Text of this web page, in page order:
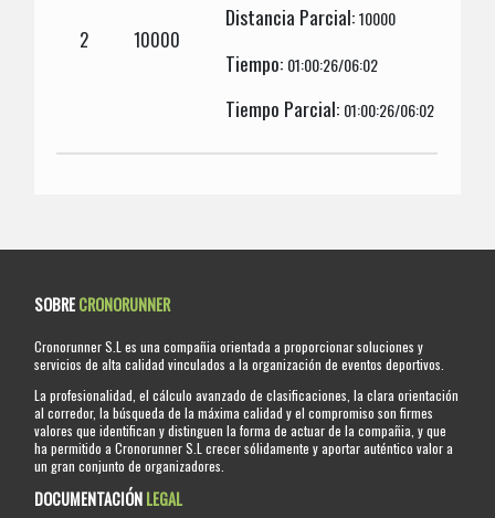
2 10000
Distancia Parcial:10000
Tiempo: 01:00:26/06:02
Tiempo Parcial: 01:00:26/06:02
SOBRECRONORUNNER
Cronorunner S.L es una compañia orientada a proporcionar soluciones y
servicios de alta calidad vinculados a la organización de eventos deportivos.
La profesionalidad, el cálculo avanzado de clasificaciones, la clara orientación
al corredor, la búsqueda de la máxima calidad y el compromiso son firmes
valores que identifican y distinguen la forma de actuar de la compañia, y que
ha permitido a Cronorunner S.L crecer sólidamente y aportar auténtico valor a
un gran conjunto de organizadores.
DOCUMENTACIÓNLEGAL